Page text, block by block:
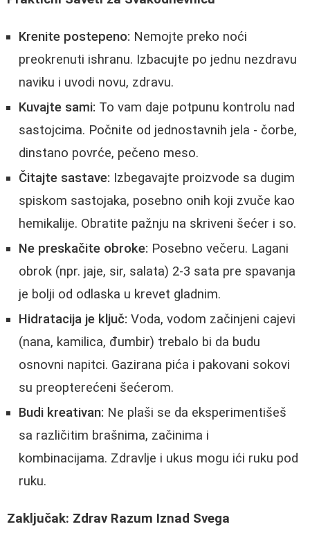
Krenite postepeno: Nemojte preko noći
preokrenuti ishranu. Izbacujte po jednu nezdravu
naviku i uvodi novu, zdravu.
Kuvajte sami: To vam daje potpunu kontrolu nad
sastojcima. Počnite od jednostavnih jela - čorbe,
dinstano povrće, pečeno meso.
Čitajte sastave: Izbegavajte proizvode sa dugim
spiskom sastojaka, posebno onih koji zvuče kao
hemikalije. Obratite pažnju na skriveni šećer i so.
Ne preskačite obroke: Posebno večeru. Lagani
obrok (npr. jaje, sir, salata) 2-3 sata pre spavanja
je bolji od odlaska u krevet gladnim.
Hidratacija je ključ: Voda, vodom začinjeni cajevi
(nana, kamilica, đumbir) trebalo bi da budu
osnovni napitci. Gazirana pića i pakovani sokovi
su preopterećeni šećerom.
Budi kreativan: Ne plaši se da eksperimentišeš
sa različitim brašnima, začinima i
kombinacijama. Zdravlje i ukus mogu ići ruku pod
ruku.
Zaključak: Zdrav Razum Iznad Svega